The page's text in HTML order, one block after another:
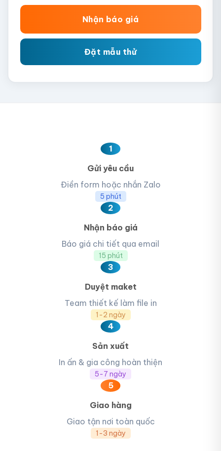
Nhận báo giá
Đặt mẫu thử
1
Gửi yêu cầu
Điền form hoặc nhắn Zalo
5 phút
2
Nhận báo giá
Báo giá chi tiết qua email
15 phút
3
Duyệt maket
Team thiết kế làm file in
1-2 ngày
4
Sản xuất
In ấn & gia công hoàn thiện
5-7 ngày
5
Giao hàng
Giao tận nơi toàn quốc
1-3 ngày